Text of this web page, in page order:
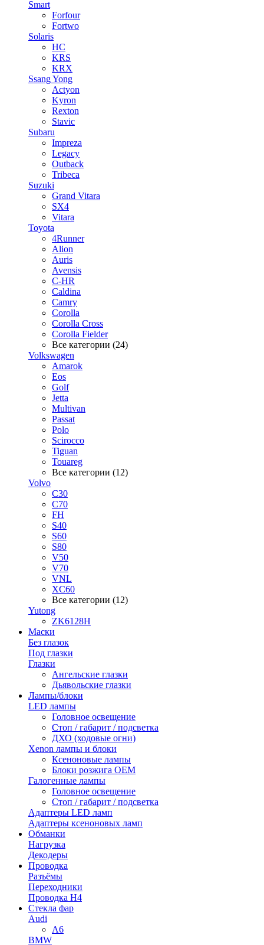
Smart
Forfour
Fortwo
Solaris
HC
KRS
KRX
Ssang Yong
Actyon
Kyron
Rexton
Stavic
Subaru
Impreza
Legacy
Outback
Tribeca
Suzuki
Grand Vitara
SX4
Vitara
Toyota
4Runner
Alion
Auris
Avensis
C-HR
Caldina
Camry
Corolla
Corolla Cross
Corolla Fielder
Все категории (24)
Volkswagen
Amarok
Eos
Golf
Jetta
Multivan
Passat
Polo
Scirocco
Tiguan
Touareg
Все категории (12)
Volvo
C30
C70
FH
S40
S60
S80
V50
V70
VNL
XC60
Все категории (12)
Yutong
ZK6128H
Маски
Без глазок
Под глазки
Глазки
Ангельские глазки
Дьявольские глазки
Лампы/блоки
LED лампы
Головное освещение
Стоп / габарит / подсветка
ДХО (ходовые огни)
Xenon лампы и блоки
Ксеноновые лампы
Блоки розжига OEM
Галогенные лампы
Головное освещение
Стоп / габарит / подсветка
Адаптеры LED ламп
Адаптеры ксеноновых ламп
Обманки
Нагрузка
Декодеры
Проводка
Разъёмы
Переходники
Проводка H4
Стекла фар
Audi
A6
BMW